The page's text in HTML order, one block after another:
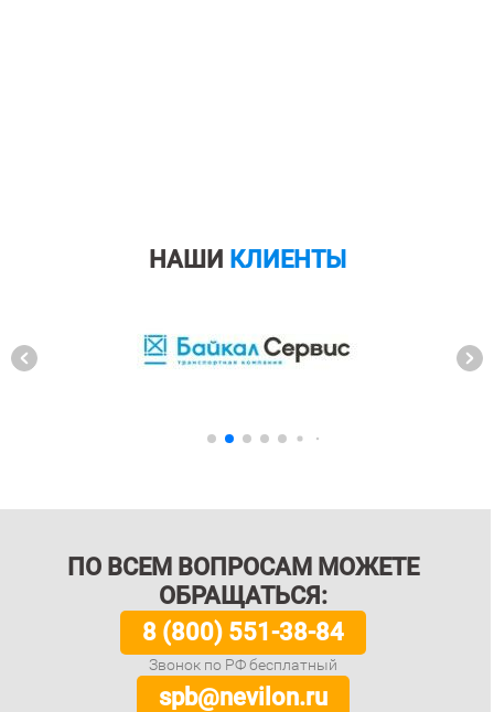
НАШИ КЛИЕНТЫ
ПО ВСЕМ ВОПРОСАМ МОЖЕТЕ
ОБРАЩАТЬСЯ:
8 (800) 551-38-84
Звонок по РФ бесплатный
spb@nevilon.ru